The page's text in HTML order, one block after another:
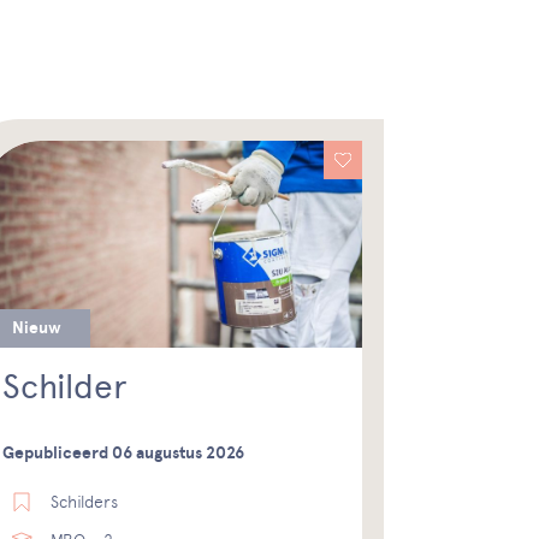
Nieuw
Schilder
Gepubliceerd 06 augustus 2026
Schilders